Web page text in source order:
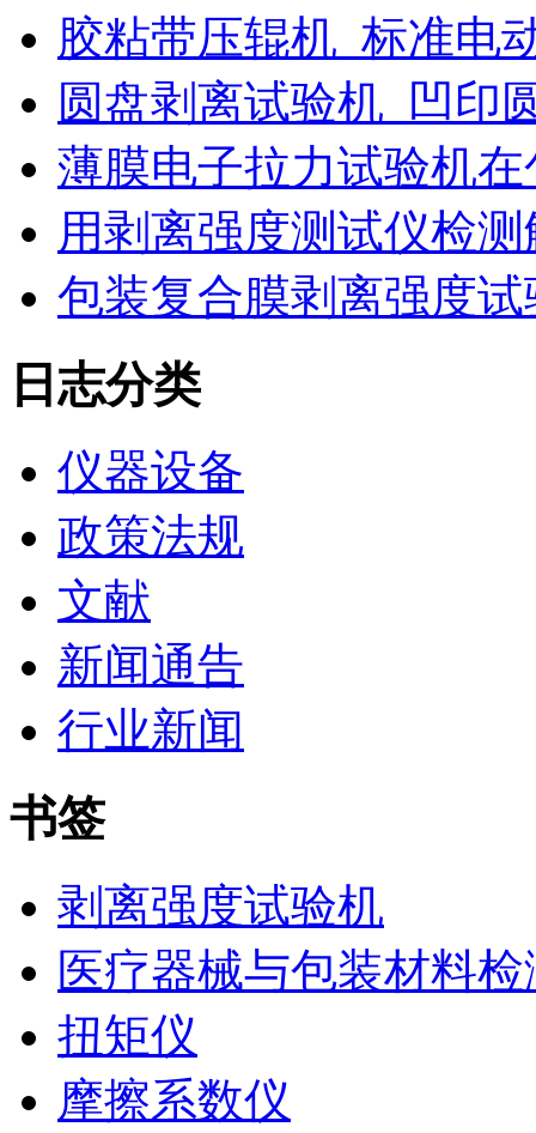
胶粘带压辊机_标准电
圆盘剥离试验机_凹印
薄膜电子拉力试验机
用剥离强度测试仪检
包装复合膜剥离强度
日志分类
仪器设备
政策法规
文献
新闻通告
行业新闻
书签
剥离强度试验机
医疗器械与包装材料检
扭矩仪
摩擦系数仪